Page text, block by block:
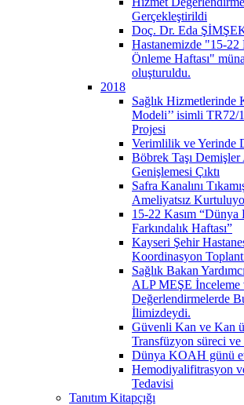
Gerçekleştirildi
Doç. Dr. Eda
Hastanemizde "15-22
Önleme Haftası"
oluşturuldu.
2018
Sağlık Hizmetlerinde
Modeli’’ isimli
Projesi
Verimlilik ve Yerinde
Böbrek Taşı
Genişlemesi Çıktı
Safra Kanalını
Ameliyatsız
15-22 Kasım “Dünya
Farkındalık Haftası”
Kayseri Şehir
Koordinasyon
Sağlık Bakan
ALP MEŞE İnceleme
Değerlendirmelerde
İlimizdeydi.
Güvenli Kan ve Kan
Transfüzyon süreci
Dünya KOAH günü
Hemodiyalifitrasyon
Tedavisi
Tanıtım Kitapçığı